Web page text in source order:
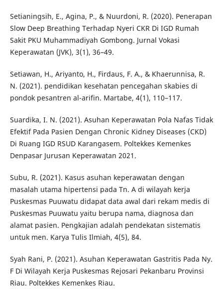
Setianingsih, E., Agina, P., & Nuurdoni, R. (2020). Penerapan
Slow Deep Breathing Terhadap Nyeri CKR Di IGD Rumah
Sakit PKU Muhammadiyah Gombong. Jurnal Vokasi
Keperawatan (JVK), 3(1), 36–49.
Setiawan, H., Ariyanto, H., Firdaus, F. A., & Khaerunnisa, R.
N. (2021). pendidikan kesehatan pencegahan skabies di
pondok pesantren al-arifin. Martabe, 4(1), 110–117.
Suardika, I. N. (2021). Asuhan Keperawatan Pola Nafas Tidak
Efektif Pada Pasien Dengan Chronic Kidney Diseases (CKD)
Di Ruang IGD RSUD Karangasem. Poltekkes Kemenkes
Denpasar Jurusan Keperawatan 2021.
Subu, R. (2021). Kasus asuhan keperawatan dengan
masalah utama hipertensi pada Tn. A di wilayah kerja
Puskesmas Puuwatu didapat data awal dari rekam medis di
Puskesmas Puuwatu yaitu berupa nama, diagnosa dan
alamat pasien. Pengkajian adalah pendekatan sistematis
untuk men. Karya Tulis Ilmiah, 4(5), 84.
Syah Rani, P. (2021). Asuhan Keperawatan Gastritis Pada Ny.
F Di Wilayah Kerja Puskesmas Rejosari Pekanbaru Provinsi
Riau. Poltekkes Kemenkes Riau.